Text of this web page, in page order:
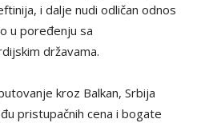
i dalje nudi odličan odnos
u poređenju sa
državama.
kroz Balkan, Srbija
pristupačnih cena i bogate